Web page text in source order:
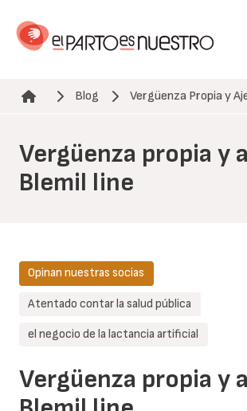
contenido
Ruta de navegación
Blog Vergüenza Propia y
Vergüenza propia y
Blemil line
Vergüenza propia y
Opinan nuestras socias
Atentado contar la salud pública
el negocio de la lactancia artificial